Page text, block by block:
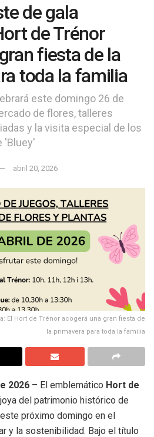
de gala
de Trénor
fiesta de la
toda la familia
este domingo 26 de
de flores, talleres
y la visita especial de los
'Bluey'
abril 20, 2026
El Hort de Trénor acogerá una gran fiesta de
la primavera para toda la familia
2026 – El emblemático Hort de
del patrimonio histórico de
próximo domingo en el
y la sostenibilidad. Bajo el título